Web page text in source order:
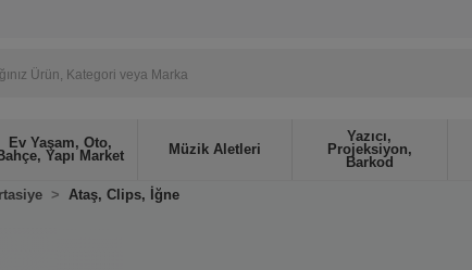
Ev Yaşam, Oto,
Yapı Market
Müzik Aletleri
Yazıcı,
Projeksiyon,
Barkod
Ataş, Clips, İğne